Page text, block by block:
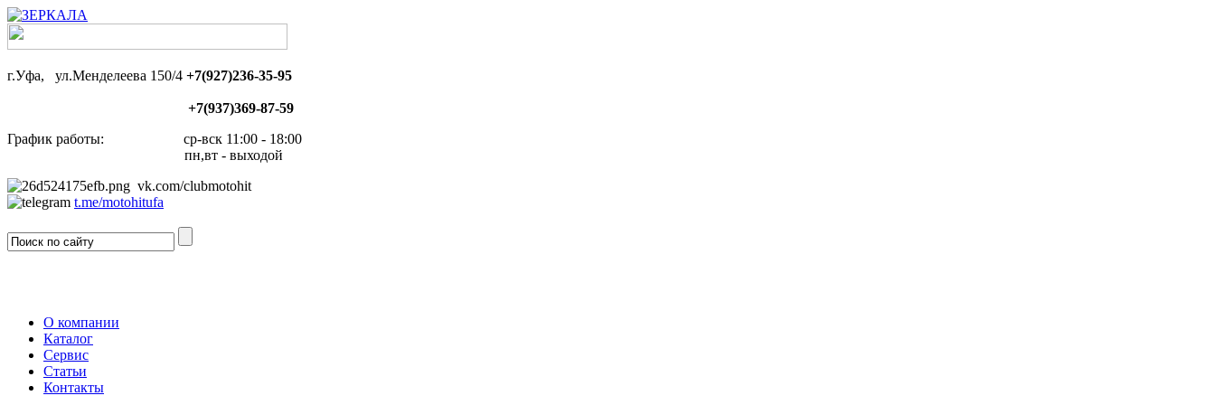
г.Уфа, ул.Менделеева 150/4 +7(927)236-35-95
+7(937)369-87-59
График работы: ср-вск 11:00 - 18:00
пн,вт - выходой
vk.com/clubmotohit
t.me/motohitufa
О компании
Каталог
Сервис
Статьи
Контакты